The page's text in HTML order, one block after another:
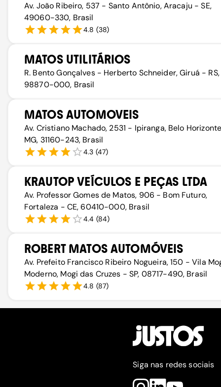
Av. João Ribeiro, 537 - Santo Antônio, Aracaju - SE,
49060-330, Brasil
4.8 (38)
MATOS UTILITÁRIOS
R. Bento Gonçalves - Herberto Schneider, Giruá - RS,
98870-000, Brasil
MATOS AUTOMOVEIS
Av. Cristiano Machado, 2531 - Ipiranga, Belo
MG, 31160-243, Brasil
4.3 (47)
KRAUTOP VEÍCULOS E PEÇAS LTDA
Av. Professor Gomes de Matos, 906 - Bom Futuro,
Fortaleza - CE, 60410-000, Brasil
4.4 (84)
ROBERT MATOS AUTOMÓVEIS
Av. Prefeito Francisco Ribeiro Nogueira, 150 - Vila
Moderno, Mogi das Cruzes - SP, 08717-490, Brasil
4.8 (87)
Siga nas redes sociais